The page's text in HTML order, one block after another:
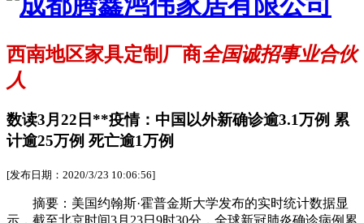
西南地区家具定制厂商全国诚招事业合伙
人
数读3月22日**疫情：中国以外新确诊逾3.1万例 累
计逾25万例 死亡逾1万例
[发布日期：2020/3/23 10:06:56]
摘要：美国约翰斯·霍普金斯大学发布的实时统计数据显
示，截至北京时间3月23日9时30分，全球新冠肺炎确诊病例累